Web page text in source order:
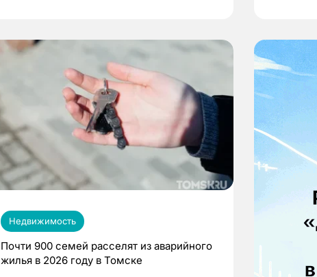
Недвижимость
Почти 900 семей расселят из аварийного
жилья в 2026 году в Томске